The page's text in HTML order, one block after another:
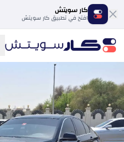
كار سويتش
افتح في تطبيق كار سويتش